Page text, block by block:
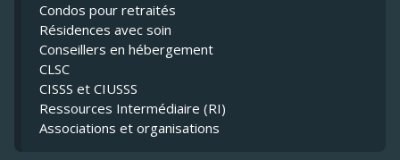
Condos pour retraités
Résidences avec soin
Conseillers en hébergement
CLSC
CISSS et CIUSSS
Ressources Intermédiaire (RI)
Associations et organisations